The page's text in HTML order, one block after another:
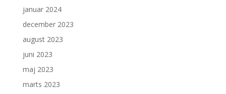
januar 2024
december 2023
august 2023
juni 2023
maj 2023
marts 2023